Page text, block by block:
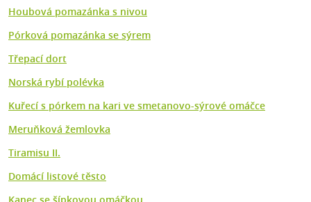
Houbová pomazánka s nivou
Pórková pomazánka se sýrem
Třepací dort
Norská rybí polévka
Kuřecí s pórkem na kari ve smetanovo-sýrové omáčce
Meruňková žemlovka
Tiramisu II.
Domácí listové těsto